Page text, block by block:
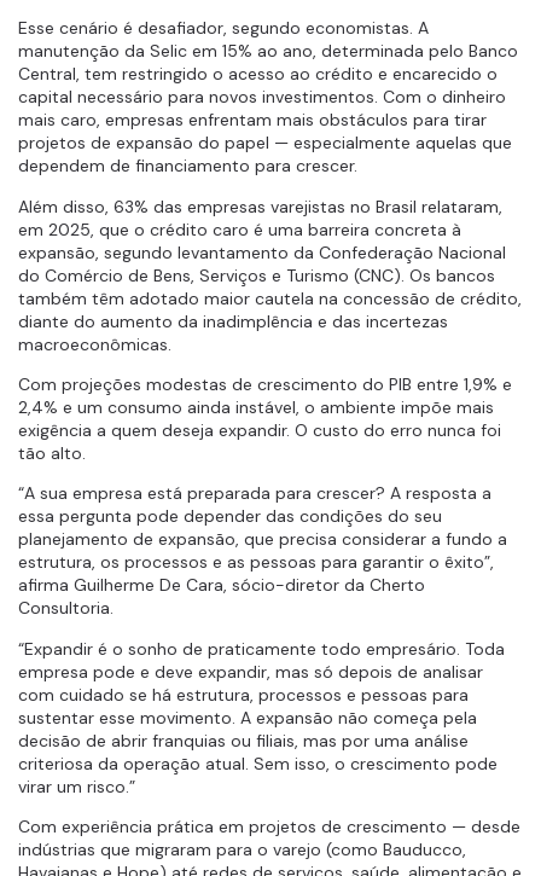
Esse cenário é desafiador, segundo economistas. A
manutenção da Selic em 15% ao ano, determinada pelo Banco
Central, tem restringido o acesso ao crédito e encarecido o
capital necessário para novos investimentos. Com o dinheiro
mais caro, empresas enfrentam mais obstáculos para tirar
projetos de expansão do papel — especialmente aquelas que
dependem de financiamento para crescer.
Além disso, 63% das empresas varejistas no Brasil relataram,
em 2025, que o crédito caro é uma barreira concreta à
expansão, segundo levantamento da Confederação Nacional
do Comércio de Bens, Serviços e Turismo (CNC). Os bancos
também têm adotado maior cautela na concessão de crédito,
diante do aumento da inadimplência e das incertezas
macroeconômicas.
Com projeções modestas de crescimento do PIB entre 1,9% e
2,4% e um consumo ainda instável, o ambiente impõe mais
exigência a quem deseja expandir. O custo do erro nunca foi
tão alto.
“A sua empresa está preparada para crescer? A resposta a
essa pergunta pode depender das condições do seu
planejamento de expansão, que precisa considerar a fundo a
estrutura, os processos e as pessoas para garantir o êxito”,
afirma Guilherme De Cara, sócio-diretor da Cherto
Consultoria.
“Expandir é o sonho de praticamente todo empresário. Toda
empresa pode e deve expandir, mas só depois de analisar
com cuidado se há estrutura, processos e pessoas para
sustentar esse movimento. A expansão não começa pela
decisão de abrir franquias ou filiais, mas por uma análise
criteriosa da operação atual. Sem isso, o crescimento pode
virar um risco.”
Com experiência prática em projetos de crescimento — desde
indústrias que migraram para o varejo (como Bauducco,